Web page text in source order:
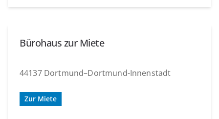
Bürohaus zur Miete
44137 Dortmund–Dortmund-Innenstadt
Zur Miete